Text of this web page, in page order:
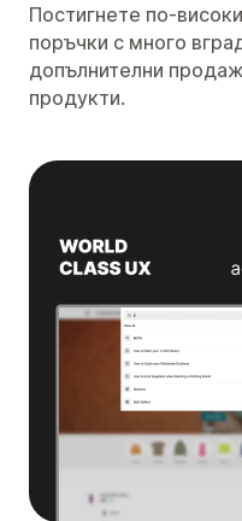
Постигнете по-
поръчки с много
допълнителни
продукти.